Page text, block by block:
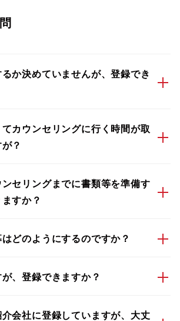
か決めていませんが、登録でき
カウンセリングに行く時間が取
？
セリングまでに書類等を準備す
すか？
どのようにするのですか？
、登録できますか？
会社に登録していますが、大丈